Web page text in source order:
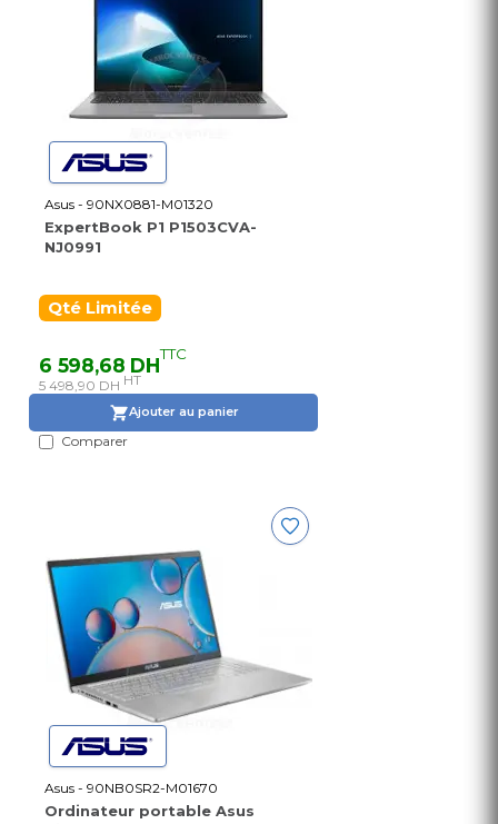
Asus - 90NX0881-M01320
ExpertBook P1 P1503CVA-
NJ0991
Qté Limitée
6 598,68 DHTTC
5 498,90 DH HT
Ajouter au panier
Comparer
Asus - 90NB0SR2-M01670
Ordinateur portable Asus